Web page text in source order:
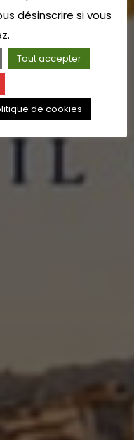
désinscrire si vous
Tout accepter
de cookies